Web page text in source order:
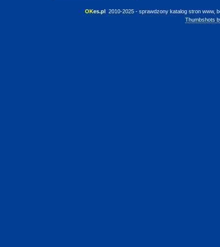
OKes.pl 2010-2025 - sprawdzony katalog stron www,
Thumbshots